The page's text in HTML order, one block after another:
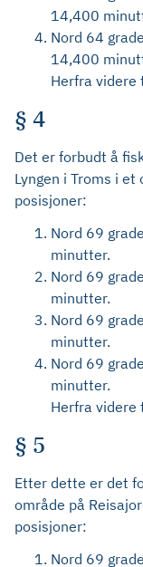
14,400
Nord 64
14,400
Herfra videre
§ 4
Det er forbudt å
Lyngen i Troms i
posisjoner:
Nord 69
minutter.
Nord 69
minutter.
Nord 69
minutter.
Nord 69
minutter.
Herfra videre
§ 5
Etter dette er det
område på
posisjoner:
Nord 69